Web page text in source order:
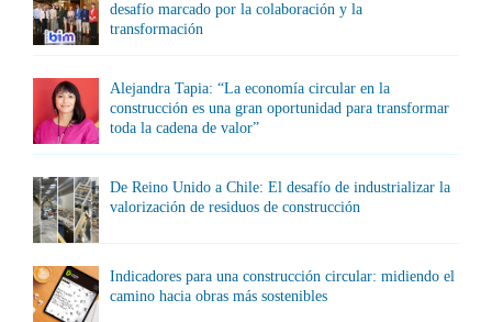
desafío marcado por la colaboración y la
transformación
Alejandra Tapia: “La economía circular en la
construcción es una gran oportunidad para transformar
toda la cadena de valor”
De Reino Unido a Chile: El desafío de industrializar la
valorización de residuos de construcción
Indicadores para una construcción circular: midiendo el
camino hacia obras más sostenibles